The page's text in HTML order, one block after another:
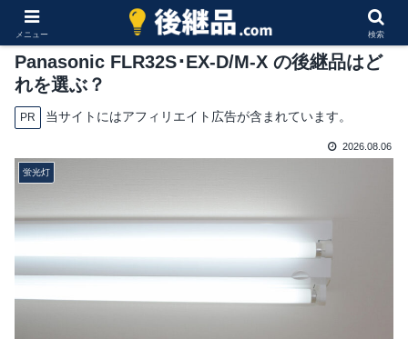
Panasonic FLR32S･EX-D/M-X の後継品はど
れを選ぶ？
PR 当サイトにはアフィリエイト広告が含まれています。
2026.08.06
蛍光灯
メニュー 検索